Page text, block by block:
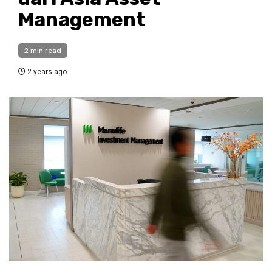
Management
2 min read
2 years ago